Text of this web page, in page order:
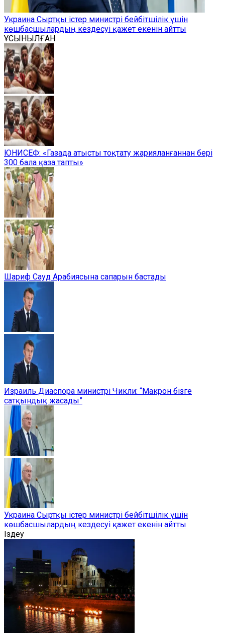
Украина Сыртқы істер министрі бейбітшілік үшін
көшбасшылардың кездесуі қажет екенін айтты
ҰСЫНЫЛҒАН
ЮНИСЕФ: «Газада атысты тоқтату жарияланғаннан бері
300 бала қаза тапты»
Шариф Сауд Арабиясына сапарын бастады
Израиль Диаспора министрі Чикли: “Макрон бізге
сатқындық жасады”
Украина Сыртқы істер министрі бейбітшілік үшін
көшбасшылардың кездесуі қажет екенін айтты
Іздеу